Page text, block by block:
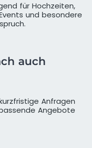
für Hochzeiten,
und besondere
auch
Anfragen
Angebote